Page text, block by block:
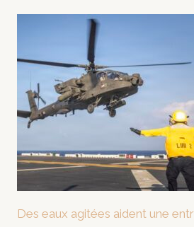
Des eaux agitées aident une